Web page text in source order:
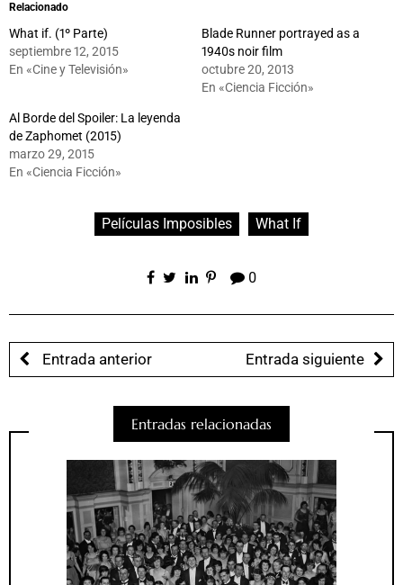
Relacionado
What if. (1º Parte)
septiembre 12, 2015
En «Cine y Televisión»
Blade Runner portrayed as a
1940s noir film
octubre 20, 2013
En «Ciencia Ficción»
Al Borde del Spoiler: La leyenda
de Zaphomet (2015)
marzo 29, 2015
En «Ciencia Ficción»
Películas Imposibles What If
0
Entrada anterior Entrada siguiente
Entradas relacionadas